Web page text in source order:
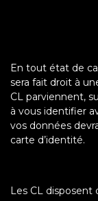
En tout état de
sera fait droit à
CL parviennent,
à vous identifier
vos données
carte d’identité.
Les CL disposent